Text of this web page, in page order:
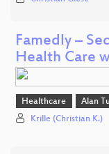
Famedly –
Health Care
Healthcare Alan
Krille (Christian K.)